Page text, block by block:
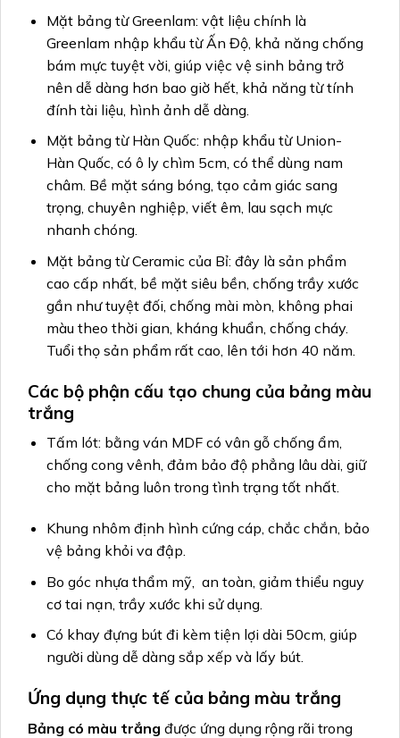
Mặt bảng từ Greenlam: vật liệu chính là
Greenlam nhập khẩu từ Ấn Độ, khả năng chống
bám mực tuyệt vời, giúp việc vệ sinh bảng trở
nên dễ dàng hơn bao giờ hết, khả năng từ tính
đính tài liệu, hình ảnh dễ dàng.
Mặt bảng từ Hàn Quốc: nhập khẩu từ Union-
Hàn Quốc, có ô ly chìm 5cm, có thể dùng nam
châm. Bề mặt sáng bóng, tạo cảm giác sang
trọng, chuyên nghiệp, viết êm, lau sạch mực
nhanh chóng.
Mặt bảng từ Ceramic của Bỉ: đây là sản phẩm
cao cấp nhất, bề mặt siêu bền, chống trầy xước
gần như tuyệt đối, chống mài mòn, không phai
màu theo thời gian, kháng khuẩn, chống cháy.
Tuổi thọ sản phẩm rất cao, lên tới hơn 40 năm.
Các bộ phận cấu tạo chung của bảng màu
trắng
Tấm lót: bằng ván MDF có vân gỗ chống ẩm,
chống cong vênh, đảm bảo độ phẳng lâu dài, giữ
cho mặt bảng luôn trong tình trạng tốt nhất.
Khung nhôm định hình cứng cáp, chắc chắn, bảo
vệ bảng khỏi va đập.
Bo góc nhựa thẩm mỹ, an toàn, giảm thiểu nguy
cơ tai nạn, trầy xước khi sử dụng.
Có khay đựng bút đi kèm tiện lợi dài 50cm, giúp
người dùng dễ dàng sắp xếp và lấy bút.
Ứng dụng thực tế của bảng màu trắng
Bảng có màu trắng được ứng dụng rộng rãi trong